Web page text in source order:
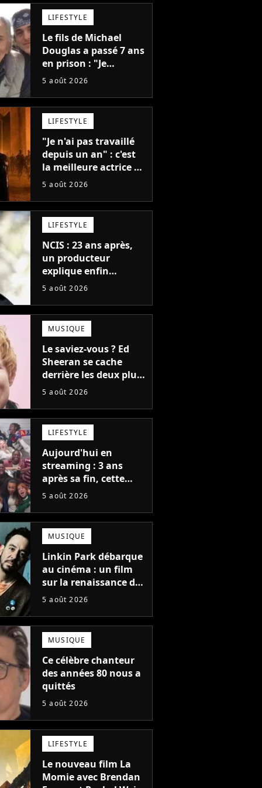
LIFESTYLE
Le fils de Michael
Douglas a passé 7 ans
en prison : "Je
distribuais des joints
5 août 2026
LIFESTYLE
"Je n'ai pas travaillé
depuis un an" : c'est
la meilleure actrice de
L'Odyssée, mais
donner de rôle au
cinéma
5 août 2026
LIFESTYLE
NCIS : 23 ans après,
un producteur
explique enfin
l'origine de l'idée la
(et on ne parle pas du
bateau)
5 août 2026
MUSIQUE
Le saviez-vous ? Ed
Sheeran se cache
derrière les deux plus
gros tubes du
5 août 2026
LIFESTYLE
Aujourd'hui en
streaming : 3 ans
après sa fin, cette
série aux 13 Emmy
une suite...
totalement différente
5 août 2026
MUSIQUE
Linkin Park débarque
au cinéma : un film
sur la renaissance du
groupe arrive en
5 août 2026
MUSIQUE
Ce célèbre chanteur
des années 80 nous a
quittés
5 août 2026
LIFESTYLE
Le nouveau film La
Momie avec Brendan